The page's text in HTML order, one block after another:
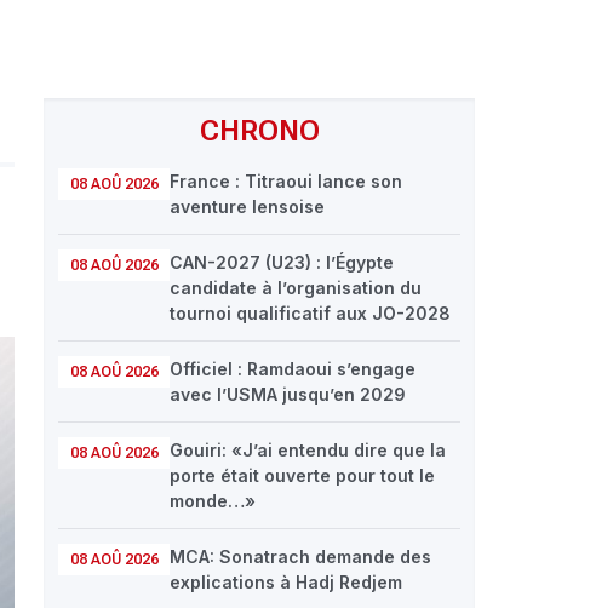
CHRONO
08 AOÛ 2026
France : Titraoui lance son
aventure lensoise
08 AOÛ 2026
CAN-2027 (U23) : l’Égypte
candidate à l’organisation du
tournoi qualificatif aux JO-2028
08 AOÛ 2026
Officiel : Ramdaoui s’engage
avec l’USMA jusqu’en 2029
08 AOÛ 2026
Gouiri: «J’ai entendu dire que la
porte était ouverte pour tout le
monde…»
08 AOÛ 2026
MCA: Sonatrach demande des
explications à Hadj Redjem